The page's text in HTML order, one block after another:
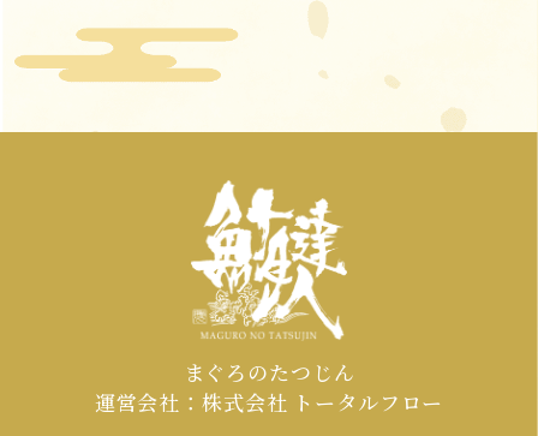
まぐろのたつじん
運営会社：株式会社 トータルフロー